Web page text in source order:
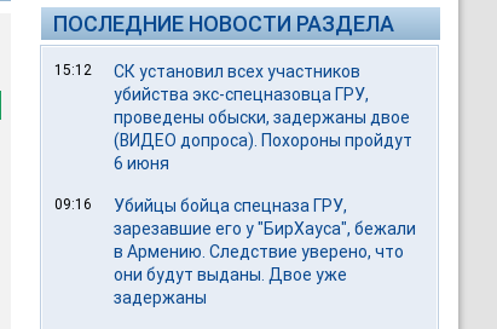
ПОСЛЕДНИЕ НОВОСТИ РАЗДЕЛА
15:12
СК установил всех участников
убийства экс-спецназовца ГРУ,
проведены обыски, задержаны двое
(ВИДЕО допроса). Похороны пройдут
6 июня
09:16
Убийцы бойца спецназа ГРУ,
зарезавшие его у "БирХауса", бежали
в Армению. Следствие уверено, что
они будут выданы. Двое уже
задержаны